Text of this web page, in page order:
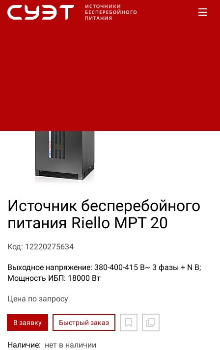
Источник бесперебойного
питания Riello MPT 20
Код: 12220275634
Выходное напряжение: 380-400-415 В~ 3 фазы + N В;
Мощность ИБП: 18000 Вт
Цена по запросу
В заявку Быстрый заказ
Наличие: нет в наличии